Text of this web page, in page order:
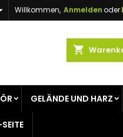
Willkommen, Anmeldenoder
shopping_cart
GELÄNDE UND HARZ